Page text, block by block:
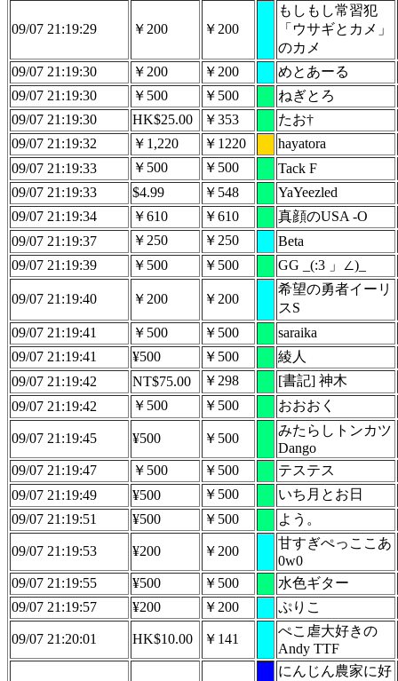
09/07 21:19:29 ￥200 ￥200
もしもし常習犯
「ウサギとカメ」
のカメ
09/07 21:19:30
￥200 ￥200
めとあーる
09/07 21:19:30
￥500 ￥500
ねぎとろ
09/07 21:19:30
HK$25.00 ￥353
たお†
09/07 21:19:32
￥1,220 ￥1220
hayatora
09/07 21:19:33
￥500 ￥500
Tack F
09/07 21:19:33
$4.99 ￥548
YaYeezled
09/07 21:19:34
￥610 ￥610
真顔のUSA -O
09/07 21:19:37
￥250 ￥250
Beta
09/07 21:19:39
￥500 ￥500 GG _(:3 」∠)_
09/07 21:19:40 ￥200 ￥200
希望の勇者イーリ
スS
09/07 21:19:41
￥500 ￥500
saraika
09/07 21:19:41
¥500 ￥500
綾人
09/07 21:19:42
NT$75.00 ￥298
[書記] 神木
09/07 21:19:42
￥500 ￥500 おおおく
09/07 21:19:45 ¥500 ￥500
みたらしトンカツ
Dango
09/07 21:19:47
￥500 ￥500
テステス
09/07 21:19:49
¥500 ￥500
いち月とお日
09/07 21:19:51
¥500 ￥500 よう。
09/07 21:19:53 ¥200 ￥200
甘すぎぺっここあ
0w0
09/07 21:19:55
¥500 ￥500
水色ギター
09/07 21:19:57
¥200 ￥200 ぷりこ
09/07 21:20:01 HK$10.00 ￥141
ぺこ虐大好きの
Andy TTF
にんじん農家に好